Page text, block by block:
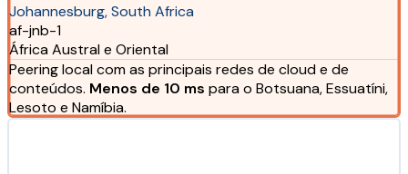
Johannesburg, South Africa
af-jnb-1
África Austral e Oriental
Peering local com as principais redes de cloud e de
conteúdos. Menos de 10 ms para o Botsuana, Essuatíni,
Lesoto e Namíbia.